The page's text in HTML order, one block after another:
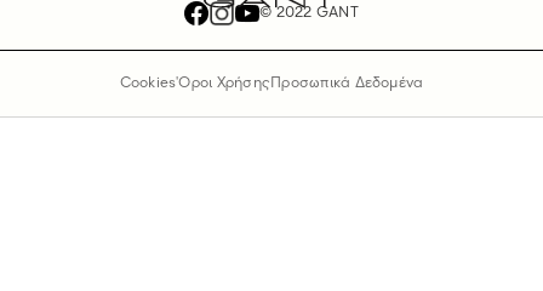
© 2022 GANT
Cookies'Οροι Χρήσης Προσωπικά Δεδομένα